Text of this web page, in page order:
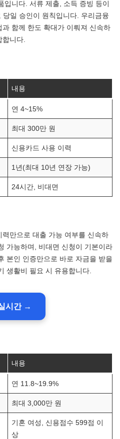
입니다. 서류 제출, 소득 증빙 등이
당일 승인이 원칙입니다. 우리금융
함께 한도 확대가 이뤄져 신속하
니다.
내용
연 4~15%
최대 300만 원
신용카드 사용 이력
1년(최대 10년 연장 가능)
24시간, 비대면
만으로 대출 가능 여부를 신속하
가능하며, 비대면 신청이 기본이라
본인 인증만으로 바로 자금을 받을
생활비 필요 시 유용합니다.
시간 →
내용
연 11.8~19.9%
최대 3,000만 원
기혼 여성, 신용점수 599점 이
상